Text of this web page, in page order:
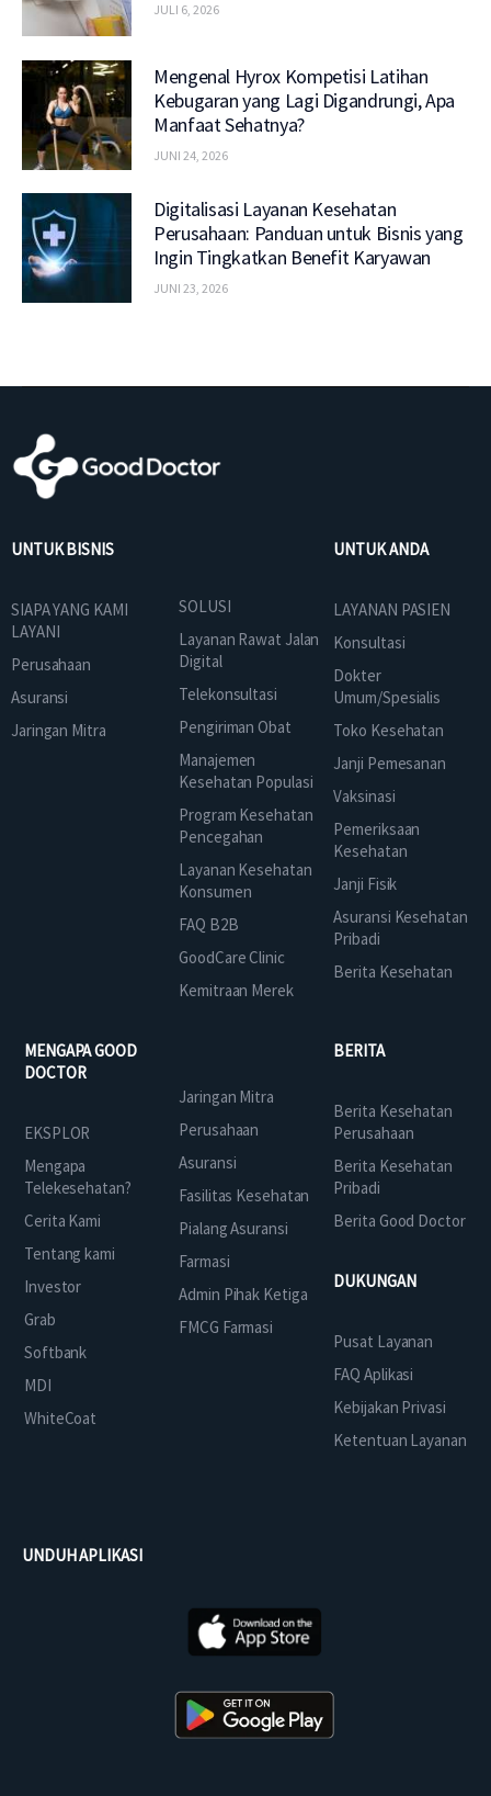
JULI 6, 2026
Mengenal Hyrox Kompetisi Latihan
Kebugaran yang Lagi Digandrungi, Apa
Manfaat Sehatnya?
JUNI 24, 2026
Digitalisasi Layanan Kesehatan
Perusahaan: Panduan untuk Bisnis yang
Ingin Tingkatkan Benefit Karyawan
JUNI 23, 2026
UNTUK BISNIS
SIAPA YANG KAMI
LAYANI
Perusahaan
Asuransi
Jaringan Mitra
SOLUSI
Layanan Rawat Jalan
Digital
Telekonsultasi
Pengiriman Obat
Manajemen
Kesehatan Populasi
Program Kesehatan
Pencegahan
Layanan Kesehatan
Konsumen
FAQ B2B
GoodCare Clinic
Kemitraan Merek
UNTUK ANDA
LAYANAN PASIEN
Konsultasi
Dokter
Umum/Spesialis
Toko Kesehatan
Janji Pemesanan
Vaksinasi
Pemeriksaan
Kesehatan
Janji Fisik
Asuransi Kesehatan
Pribadi
Berita Kesehatan
MENGAPA GOOD
DOCTOR
EKSPLOR
Mengapa
Telekesehatan?
Cerita Kami
Tentang kami
Investor
Grab
Softbank
MDI
WhiteCoat
Jaringan Mitra
Perusahaan
Asuransi
Fasilitas Kesehatan
Pialang Asuransi
Farmasi
Admin Pihak Ketiga
FMCG Farmasi
BERITA
Berita Kesehatan
Perusahaan
Berita Kesehatan
Pribadi
Berita Good Doctor
DUKUNGAN
Pusat Layanan
FAQ Aplikasi
Kebijakan Privasi
Ketentuan Layanan
UNDUH APLIKASI